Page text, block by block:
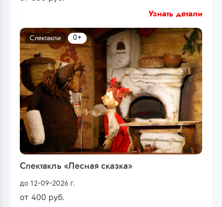
Узнать детали
Спектакль «Лесная сказка»
до 12-09-2026 г.
от 400 руб.
Спектакли 0+